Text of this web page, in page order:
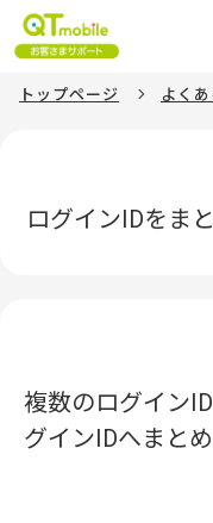
トップページ よく
ログインIDをま
複数のログイン
グインIDへまと